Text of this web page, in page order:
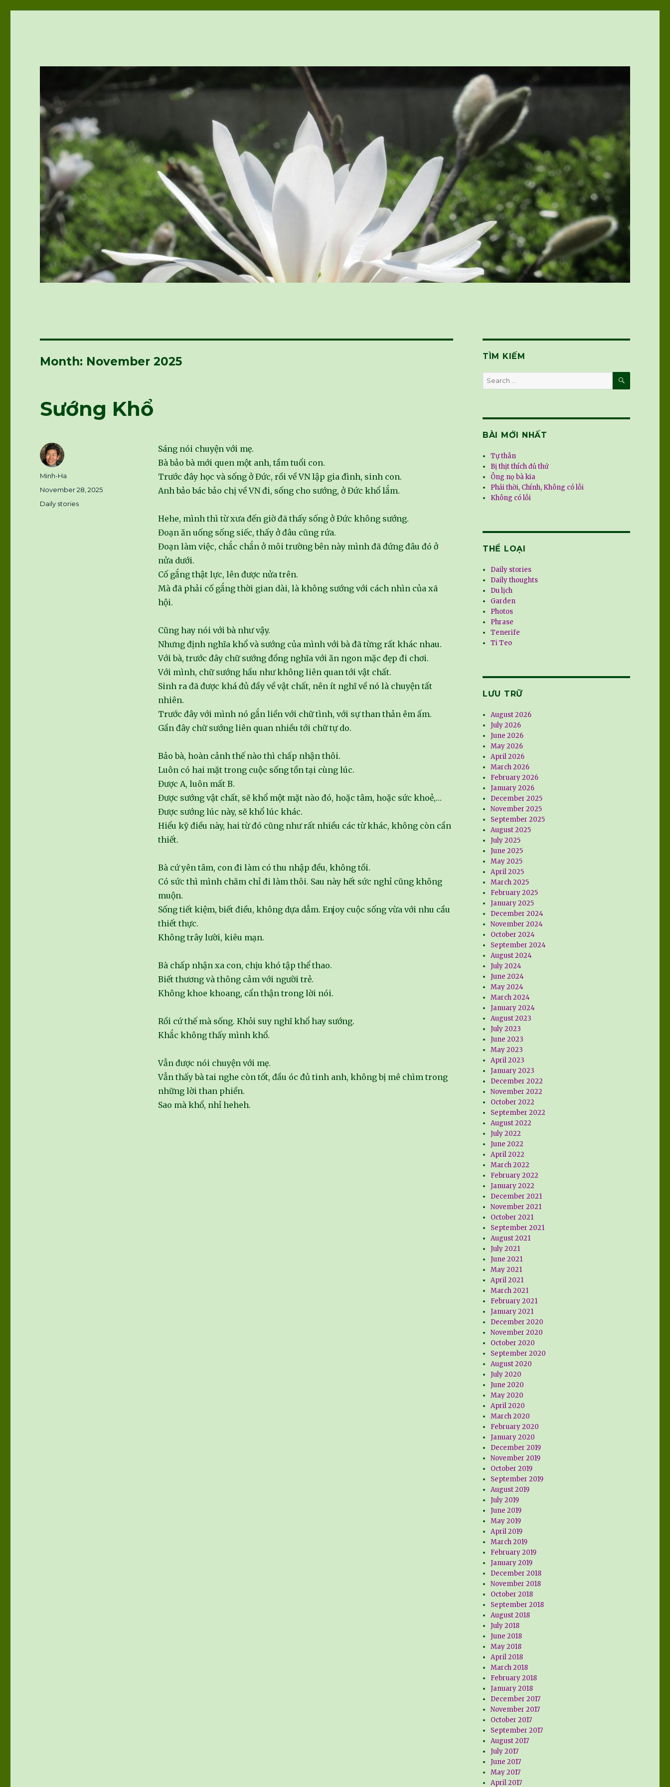
Month: November 2025
Sướng Khổ
Sáng nói chuyện với mẹ.
Bà bảo bà mới quen một anh, tầm tuổi con.
Trước đây học và sống ở Đức, rồi về VN lập gia đình, sinh con.
Anh bảo bác bảo chị về VN đi, sống cho sướng, ở Đức khổ lắm.
Hehe, mình thì từ xưa đến giờ đã thấy sống ở Đức không sướng.
Đoạn ăn uống sống siếc, thấy ở đâu cũng rứa.
Đoạn làm việc, chắc chắn ở môi trường bên này mình đã đứng đâu đó ở
nửa dưới.
Cố gắng thật lực, lên được nửa trên.
Mà đã phải cố gắng thời gian dài, là không sướng với cách nhìn của xã
hội.
Cũng hay nói với bà như vậy.
Nhưng định nghĩa khổ và sướng của mình với bà đã từng rất khác nhau.
Với bà, trước đây chữ sướng đồng nghĩa với ăn ngon mặc đẹp đi chơi.
Với mình, chữ sướng hầu như không liên quan tới vật chất.
Sinh ra đã được khá đủ đầy về vật chất, nên ít nghĩ về nó là chuyện tất
nhiên.
Trước đây với mình nó gắn liền với chữ tình, với sự than thản êm ấm.
Gần đây chữ sướng liên quan nhiều tới chữ tự do.
Bảo bà, hoàn cảnh thế nào thì chấp nhận thôi.
Luôn có hai mặt trong cuộc sống tồn tại cùng lúc.
Được A, luôn mất B.
Được sướng vật chất, sẽ khổ một mặt nào đó, hoặc tâm, hoặc sức khoẻ,…
Được sướng lúc này, sẽ khổ lúc khác.
Hiểu kỹ điều này, hai từ đó cũng như rất nhiều các từ khác, không còn cần
thiết.
Bà cứ yên tâm, con đi làm có thu nhập đều, không tồi.
Có sức thì mình chăm chỉ đi làm thôi. Sau này hết sức nghỉ cũng không
muộn.
Sống tiết kiệm, biết điều, không dựa dẫm. Enjoy cuộc sống vừa với nhu cầu
thiết thực.
Không trây lười, kiêu mạn.
Bà chấp nhận xa con, chịu khó tập thể thao.
Biết thương và thông cảm với người trẻ.
Không khoe khoang, cẩn thận trong lời nói.
Rồi cứ thế mà sống. Khỏi suy nghĩ khổ hay sướng.
Khắc không thấy mình khổ.
Vẫn được nói chuyện với mẹ.
Vẫn thấy bà tai nghe còn tốt, đầu óc đủ tinh anh, không bị mê chìm trong
những lời than phiền.
Sao mà khổ, nhỉ heheh.
Author
Minh-Ha
Posted
on
November 28, 2025
Categories
Daily stories
TÌM KIẾM
Search
for:
SEARCH
BÀI MỚI NHẤT
Tự thân
Bị thịt thích đủ thứ
Ông nọ bà kia
Phải thời, Chính, Không có lỗi
Không có lỗi
THỂ LOẠI
Daily stories
Daily thoughts
Du lịch
Garden
Photos
Phrase
Tenerife
Ti Teo
LƯU TRỮ
August 2026
July 2026
June 2026
May 2026
April 2026
March 2026
February 2026
January 2026
December 2025
November 2025
September 2025
August 2025
July 2025
June 2025
May 2025
April 2025
March 2025
February 2025
January 2025
December 2024
November 2024
October 2024
September 2024
August 2024
July 2024
June 2024
May 2024
March 2024
January 2024
August 2023
July 2023
June 2023
May 2023
April 2023
January 2023
December 2022
November 2022
October 2022
September 2022
August 2022
July 2022
June 2022
April 2022
March 2022
February 2022
January 2022
December 2021
November 2021
October 2021
September 2021
August 2021
July 2021
June 2021
May 2021
April 2021
March 2021
February 2021
January 2021
December 2020
November 2020
October 2020
September 2020
August 2020
July 2020
June 2020
May 2020
April 2020
March 2020
February 2020
January 2020
December 2019
November 2019
October 2019
September 2019
August 2019
July 2019
June 2019
May 2019
April 2019
March 2019
February 2019
January 2019
December 2018
November 2018
October 2018
September 2018
August 2018
July 2018
June 2018
May 2018
April 2018
March 2018
February 2018
January 2018
December 2017
November 2017
October 2017
September 2017
August 2017
July 2017
June 2017
May 2017
April 2017